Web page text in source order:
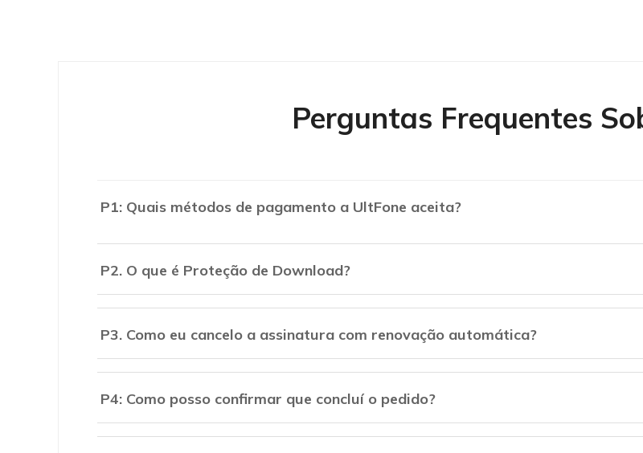
Perguntas Frequentes
P1: Quais métodos de pagamento a UltFone aceita?
P2. O que é Proteção de Download?
P3. Como eu cancelo a assinatura com renovação automática?
P4: Como posso confirmar que concluí o pedido?